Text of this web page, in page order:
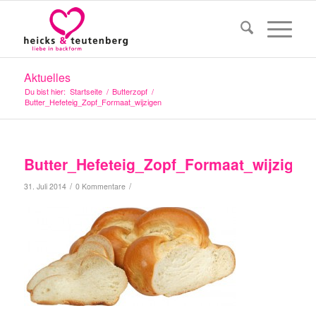
Aktuelles
Du bist hier: Startseite / Butterzopf /
Butter_Hefeteig_Zopf_Formaat_wijzigen
Butter_Hefeteig_Zopf_Formaat_wijzigen
31. Juli 2014 / 0 Kommentare /